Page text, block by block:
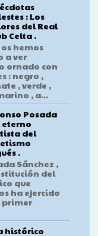
: Los
del Real
Celta .
os hemos
a ver
ornado con
: negro ,
, verde ,
, a...
Posada
eterno
del
.
Sánchez ,
del
que
ha ejercido
primer
histórico